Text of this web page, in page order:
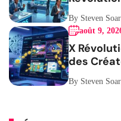
By Steven
août 9,
X
des
By Steven